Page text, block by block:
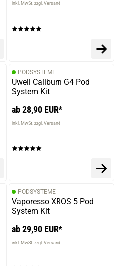
inkl. MwSt. zzgl. Versand
PODSYSTEME
Uwell Caliburn G4 Pod
System Kit
ab 28,90 EUR*
inkl. MwSt. zzgl. Versand
PODSYSTEME
Vaporesso XROS 5 Pod
System Kit
ab 29,90 EUR*
inkl. MwSt. zzgl. Versand